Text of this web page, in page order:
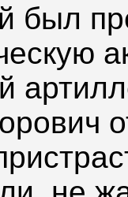
был